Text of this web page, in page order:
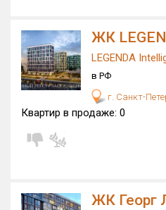
ЖК
LEGENDA
в РФ
г. Санкт-
Квартир в продаже: 0
ЖК Георг